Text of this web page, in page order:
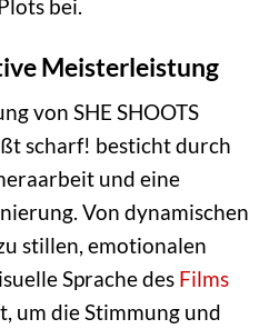
bei.
Meisterleistung
von SHE SHOOTS
scharf! besticht durch
und eine
Von dynamischen
stillen, emotionalen
Sprache des Films
um die Stimmung und